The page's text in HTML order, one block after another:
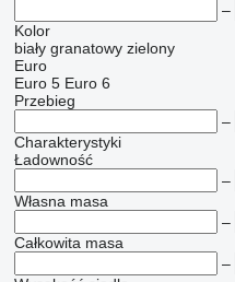
–
Kolor
biały granatowy zielony
Euro
Euro 5 Euro 6
Przebieg
–
Charakterystyki
Ładowność
–
Własna masa
–
Całkowita masa
–